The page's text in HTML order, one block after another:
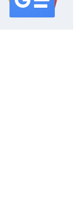
serwisu